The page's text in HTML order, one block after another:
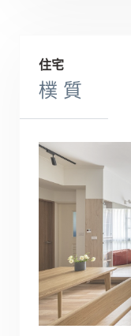
住宅
樸 質